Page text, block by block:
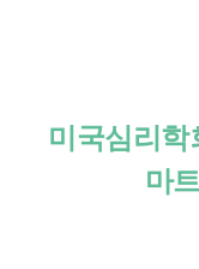
미국심리
마